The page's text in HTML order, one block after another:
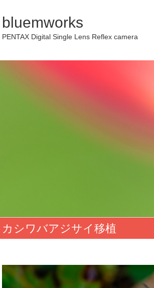
bluemworks
PENTAX Digital Single Lens Reflex camera
カシワバアジサイ移植